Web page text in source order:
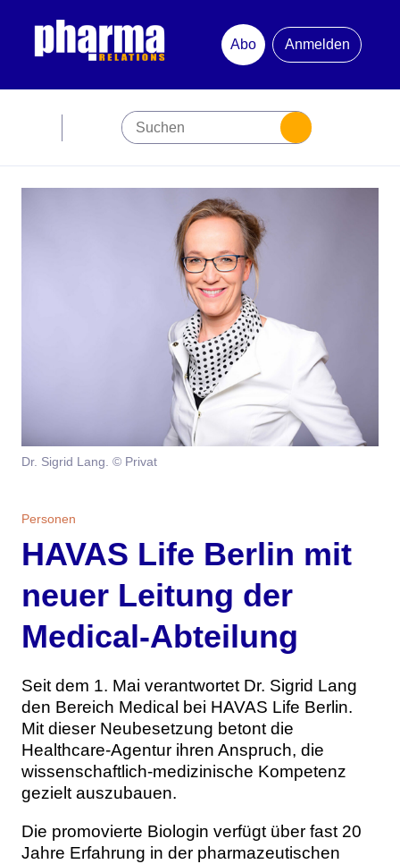
Abo
Anmelden
Marketing
Studien
Digital Health
Personen
Magazin
Ausgabenarchiv
Abonnement
Über uns
Team
Werben
Dr. Sigrid Lang. © Privat
Personen
HAVAS Life Berlin mit
neuer Leitung der
Medical-Abteilung
Seit dem 1. Mai verantwortet Dr. Sigrid Lang
den Bereich Medical bei HAVAS Life Berlin.
Mit dieser Neubesetzung betont die
Healthcare-Agentur ihren Anspruch, die
wissenschaftlich-medizinische Kompetenz
gezielt auszubauen.
Die promovierte Biologin verfügt über fast 20
Jahre Erfahrung in der pharmazeutischen